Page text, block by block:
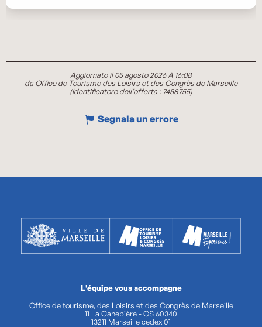
Aggiornato il 05 agosto 2026 A 16:08
da Office de Tourisme des Loisirs et des Congrès de Marseille
(Identificatore dell'offerta : 7458755)
Segnala un errore
L'équipe vous accompagne
Office de tourisme, des Loisirs et des Congrès de Marseille
11 La Canebière - CS 60340
13211 Marseille cedex 01